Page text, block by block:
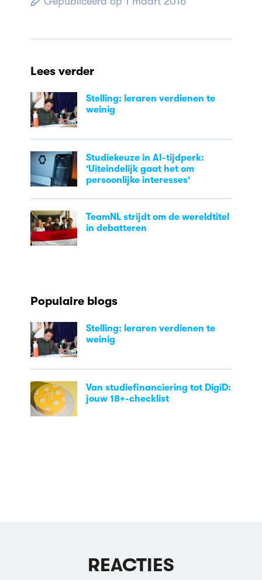
Lees verder
Stelling: leraren verdienen te
weinig
Studiekeuze in AI-tijdperk:
'Uiteindelijk gaat het om
persoonlijke interesses'
TeamNL strijdt om de wereldtitel
in debatteren
Populaire blogs
Stelling: leraren verdienen te
weinig
Van studiefinanciering tot DigiD:
jouw 18+-checklist
REACTIES